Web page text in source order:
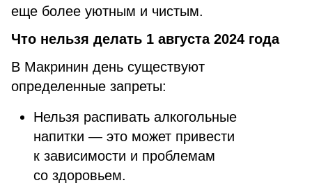
еще более уютным и чистым.
Что нельзя делать 1 августа2024 года
В Макринин день существуют
определенные запреты:
Нельзя распивать алкогольные
напитки — это может привести
к зависимости и проблемам
со здоровьем.